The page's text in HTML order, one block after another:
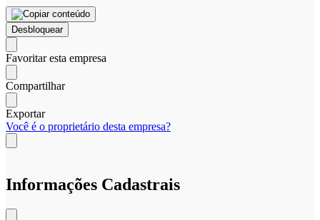
Desbloquear
Favoritar esta empresa
Compartilhar
Exportar
Você é o proprietário desta empresa?
Informações Cadastrais